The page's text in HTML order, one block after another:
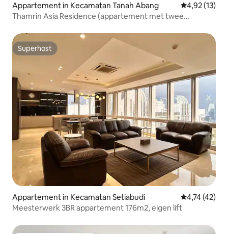
Appartement in Kecamatan Tanah Abang Gemiddelde
4,92 (13)
Thamrin Asia Residence (appartement met twee
Superhost
Superhost
Appartement in Kecamatan Setiabudi Gemiddelde
4,74 (42)
Meesterwerk 3BR appartement 176m2, eigen lift